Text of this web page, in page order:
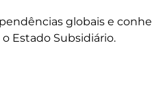
globais e